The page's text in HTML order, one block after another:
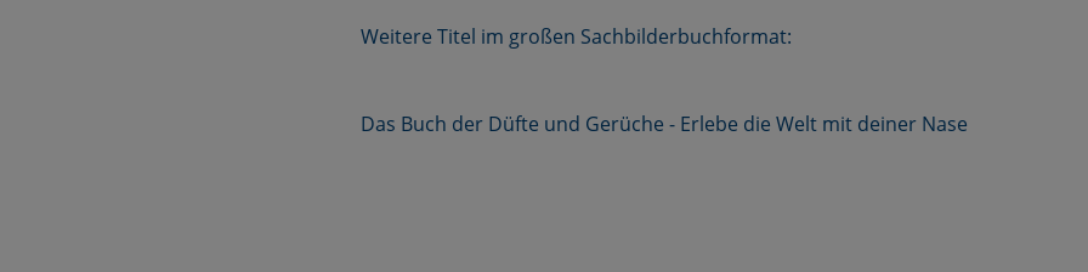
Weitere Titel im großen Sachbilderbuchformat:
Das Buch der Düfte und Gerüche - Erlebe die Welt mit deiner Nase